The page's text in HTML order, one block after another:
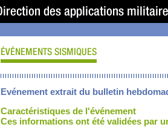
Evénement extrait du bulletin
Caractéristiques de l'événement
Ces informations ont été validées par